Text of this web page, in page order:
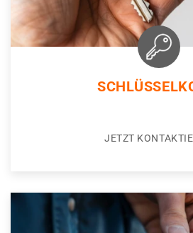
JETZT